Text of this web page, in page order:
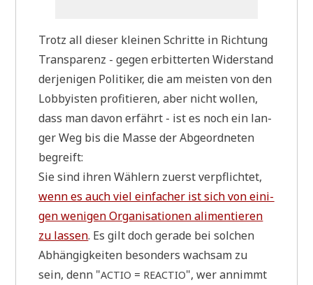
Trotz all die­ser klei­nen Schrit­te in Rich­tung
Trans­pa­renz - gegen erbit­ter­ten Wider­stand
der­je­ni­gen Poli­ti­ker, die am mei­sten von den
Lob­by­isten pro­fi­tie­ren, aber nicht wol­len,
dass man davon erfährt - ist es noch ein lan­
ger Weg bis die Mas­se der Abge­ord­ne­ten
begreift:
Sie sind ihren Wäh­lern zuerst ver­pflich­tet,
wenn es auch viel ein­fa­cher ist sich von eini­
gen weni­gen Orga­ni­sa­tio­nen ali­men­tie­ren
zu las­sen. Es gilt doch gera­de bei sol­chen
Abhän­gig­kei­ten beson­ders wach­sam zu
sein, denn "ACTIO = REACTIO", wer annimmt